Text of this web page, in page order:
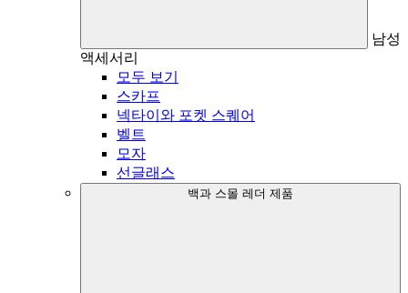
남성
액세서리
모두 보기
스카프
넥타이와 포켓 스퀘어
벨트
모자
선글래스
백과 스몰 레더 제품